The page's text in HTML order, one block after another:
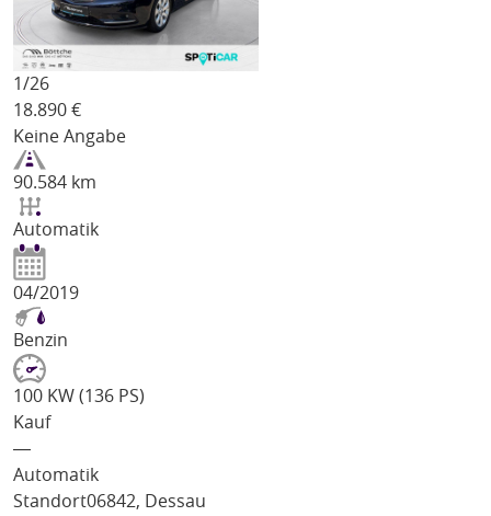
1/26
18.890 €
Keine Angabe
90.584 km
Automatik
04/2019
Benzin
100 KW (136 PS)
Kauf
―
Automatik
Standort06842, Dessau